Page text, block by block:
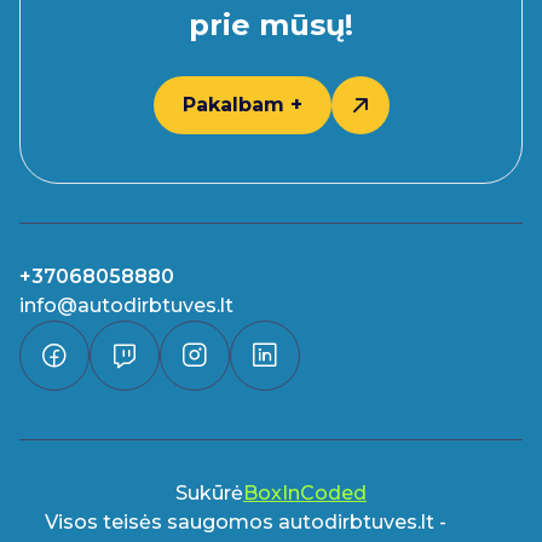
prie mūsų!
Pakalbam +
+37068058880
info@autodirbtuves.lt
SukūrėBoxInCoded
Visos teisės saugomos autodirbtuves.lt -